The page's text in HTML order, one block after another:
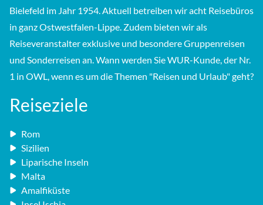
Bielefeld im Jahr 1954. Aktuell betreiben wir acht Reisebüros
in ganz Ostwestfalen-Lippe. Zudem bieten wir als
Reiseveranstalter exklusive und besondere Gruppenreisen
und Sonderreisen an. Wann werden Sie WUR-Kunde, der Nr.
1 in OWL, wenn es um die Themen "Reisen und Urlaub" geht?
Reiseziele
Rom
Sizilien
Liparische Inseln
Malta
Amalfiküste